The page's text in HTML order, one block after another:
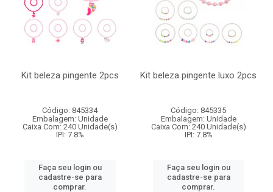
Kit beleza pingente 2pcs
Código: 845334
Embalagem: Unidade
Caixa Com: 240 Unidade(s)
IPI: 7.8%
Faça seu login ou
cadastre-se para
comprar.
Kit beleza pingente luxo 2pcs
Código: 845335
Embalagem: Unidade
Caixa Com: 240 Unidade(s)
IPI: 7.8%
Faça seu login ou
cadastre-se para
comprar.